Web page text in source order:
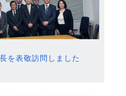
を表敬訪問しました